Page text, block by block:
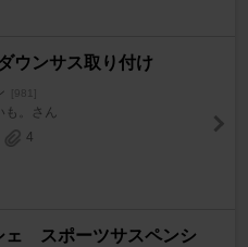
ウンサス取り付け
も。さん
4
ェ スポーツサスペンシ